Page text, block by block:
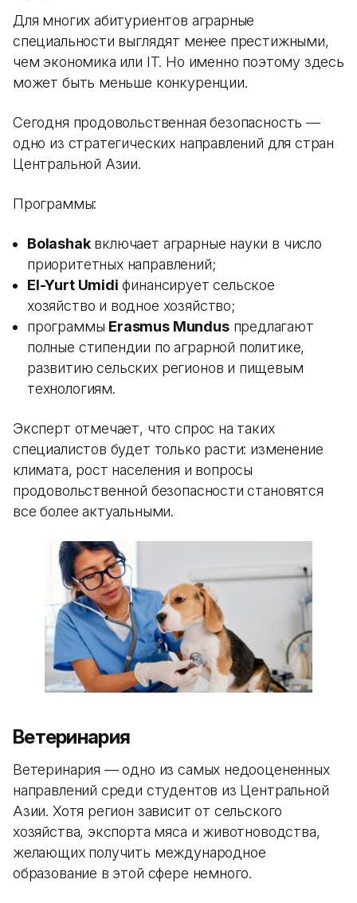
Для многих абитуриентов аграрные
специальности выглядят менее престижными,
чем экономика или IT. Но именно поэтому здесь
может быть меньше конкуренции.
Сегодня продовольственная безопасность —
одно из стратегических направлений для стран
Центральной Азии.
Программы:
Bolashakвключает аграрные науки в число
приоритетных направлений;
El-Yurt Umidi финансирует сельское
хозяйство и водное хозяйство;
программы Erasmus Mundusпредлагают
полные стипендии по аграрной политике,
развитию сельских регионов и пищевым
технологиям.
Эксперт отмечает, что спрос на таких
специалистов будет только расти: изменение
климата, рост населения и вопросы
продовольственной безопасности становятся
все более актуальными.
Ветеринария
Ветеринария — одно из самых недооцененных
направлений среди студентов из Центральной
Азии. Хотя регион зависит от сельского
хозяйства, экспорта мяса и животноводства,
желающих получить международное
образование в этой сфере немного.